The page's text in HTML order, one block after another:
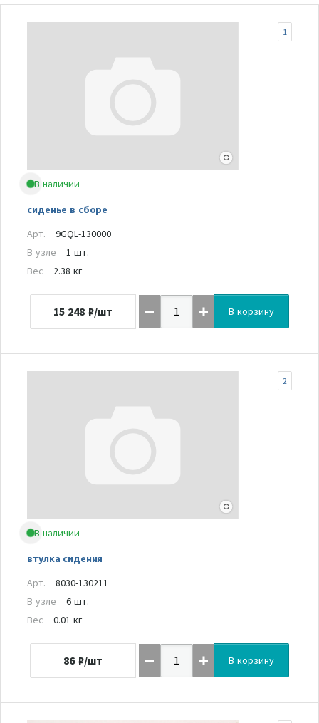
В наличии
сиденье в сборе
1
Арт.
9GQL-130000
В узле
1 шт.
Вес
2.38 кг
15 248 ₽/шт В корзину
В наличии
втулка сидения
2
Арт.
8030-130211
В узле
6 шт.
Вес
0.01 кг
86 ₽/шт В корзину